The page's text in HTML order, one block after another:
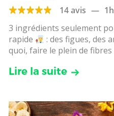
14 avis —
3 ingrédients seulement
rapide
: des figues, des
quoi, faire le plein de fibres
Lire la suite